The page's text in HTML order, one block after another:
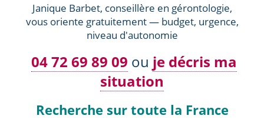
Janique Barbet, conseillère en gérontologie,
vous oriente gratuitement — budget, urgence,
niveau d'autonomie
04 72 69 89 09 ou je décris ma
situation
Recherche sur toute la France